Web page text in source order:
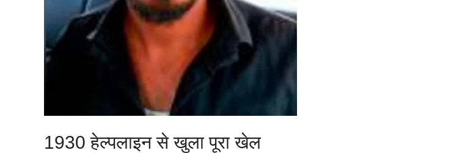
1930 हेल्पलाइन से खुला पूरा खेल